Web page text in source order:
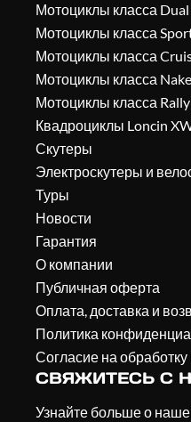
Мотоциклы класса
Мотоциклы класса
Мотоциклы класса
Мотоциклы класса
Мотоциклы класса Rally
Квадроциклы Loncin
Скутеры
Электроскутеры и
Туры
Новости
Гарантия
О компании
Публичная оферта
Оплата, доставка и
Политика
Согласие на
СВЯЖИТЕСЬ С
Узнайте больше о